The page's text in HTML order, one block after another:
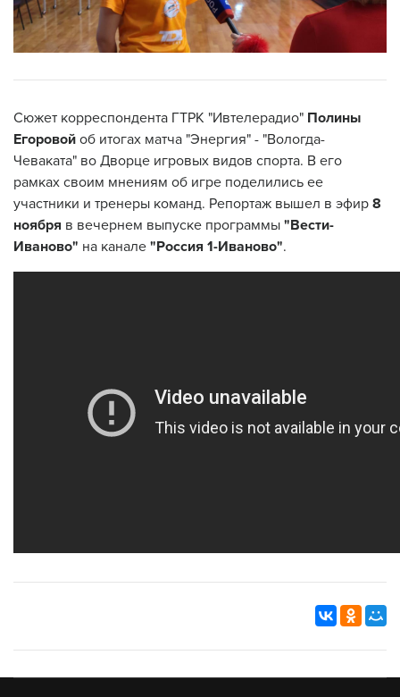
Сюжет корреспондента ГТРК "Ивтелерадио" Полины
Егоровой об итогах матча "Энергия" - "Вологда-
Чеваката" во Дворце игровых видов спорта. В его
рамках своим мнениям об игре поделились ее
участники и тренеры команд. Репортаж вышел в эфир 8
ноября в вечернем выпуске программы "Вести-
Иваново" на канале "Россия 1-Иваново".